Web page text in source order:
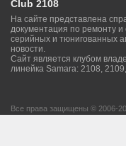
Club 2108
На сайте представлена
документация по ремонту
серийных и тюнигованных
новости.
Сайт является клубом
линейка Samara: 2108,
Все права защищены © 2006-